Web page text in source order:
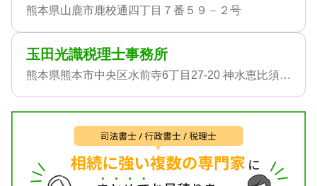
熊本県山鹿市鹿校通四丁目７番５９－２号
玉田光識税理士事務所
熊本県熊本市中央区水前寺6丁目27-20 神水恵比須ビル303号